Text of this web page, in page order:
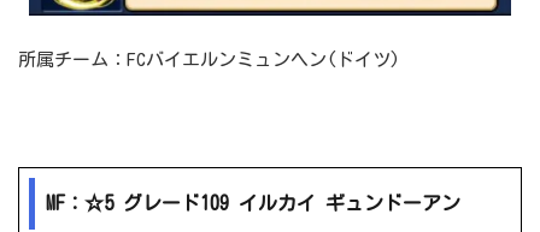
所属チーム：FCバイエルンミュンヘン(ドイツ)
MF：☆5 グレード109 イルカイ ギュンドーアン